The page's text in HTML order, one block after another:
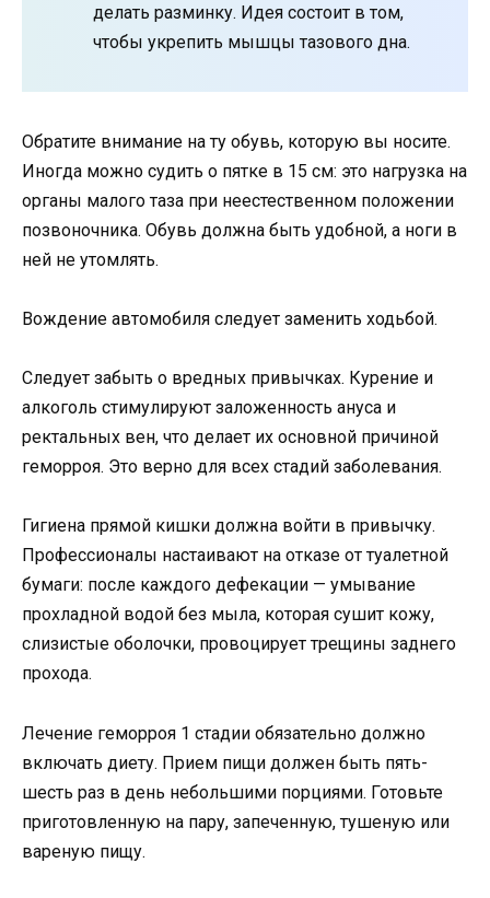
делать разминку. Идея состоит в том,
чтобы укрепить мышцы тазового дна.
Обратите внимание на ту обувь, которую вы носите.
Иногда можно судить о пятке в 15 см: это нагрузка на
органы малого таза при неестественном положении
позвоночника. Обувь должна быть удобной, а ноги в
ней не утомлять.
Вождение автомобиля следует заменить ходьбой.
Следует забыть о вредных привычках. Курение и
алкоголь стимулируют заложенность ануса и
ректальных вен, что делает их основной причиной
геморроя. Это верно для всех стадий заболевания.
Гигиена прямой кишки должна войти в привычку.
Профессионалы настаивают на отказе от туалетной
бумаги: после каждого дефекации — умывание
прохладной водой без мыла, которая сушит кожу,
слизистые оболочки, провоцирует трещины заднего
прохода.
Лечение геморроя 1 стадии обязательно должно
включать диету. Прием пищи должен быть пять-
шесть раз в день небольшими порциями. Готовьте
приготовленную на пару, запеченную, тушеную или
вареную пищу.